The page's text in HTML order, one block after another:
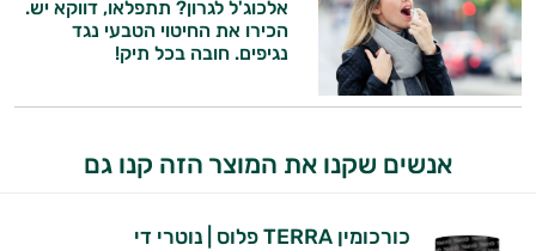
אלכוג'ל לגרון? תתפלאו, דווקא יש.
הכירו את החיטוי הטבעי נגד
נגיפים. חובה בכל תיק!
אנשים שקנו את המוצר הזה קנו גם
כורכומין TERRA פלוס | נוטרי די
וספרות מקצועית בתחומי הרפואה הטבעית
ותזונת הספורט.
אני כאן כדי לעזור לך להתאים את תוספי
ולמצב הגופני שלך, ולהסביר לך אילו רכיבים
עובדים יחד כדי למקסם תוצאות גם בחיי היום